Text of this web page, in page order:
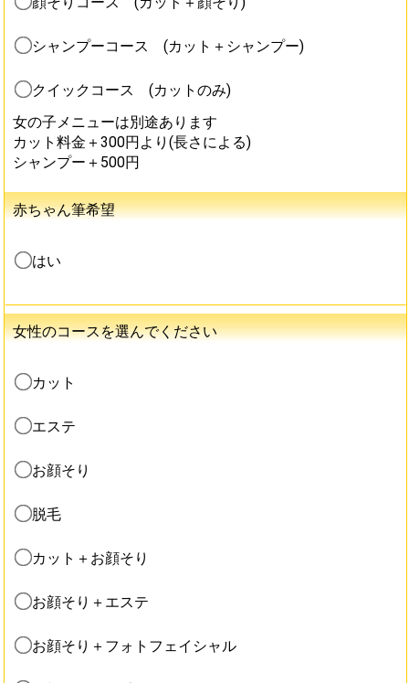
シャンプーコース (カット＋シャンプー)
クイックコース (カットのみ)
女の子メニューは別途あります
カット料金＋300円より(長さによる)
シャンプー＋500円
赤ちゃん筆希望
はい
女性のコースを選んでください
カット
エステ
お顔そり
脱毛
カット＋お顔そり
お顔そり＋エステ
お顔そり＋フォトフェイシャル